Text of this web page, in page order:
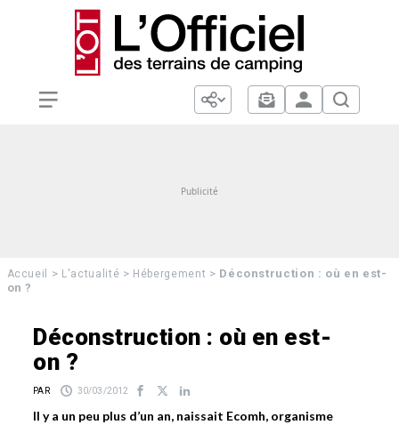
Accueil > L'actualité > Hébergement > Déconstruction : où en est-
on ?
Déconstruction : où en est-
on ?
PAR 30/03/2012
Il y a un peu plus d’un an, naissait Ecomh, organisme